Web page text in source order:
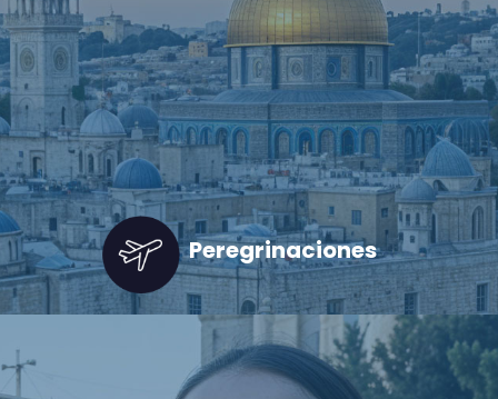
Peregrinaciones